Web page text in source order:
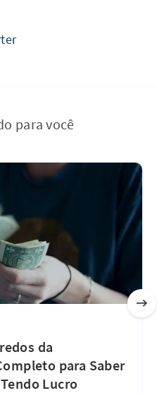
para você
da
para Saber
Lucro